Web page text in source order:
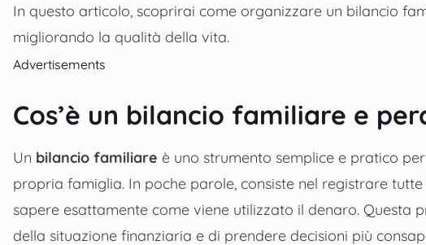
In questo articolo, scoprirai come organizzare un bilancio
migliorando la qualità della vita.
Advertisements
Cos’è un bilancio familiare e
Un bilancio familiare è uno strumento semplice e pratico
propria famiglia. In poche parole, consiste nel registrare
sapere esattamente come viene utilizzato il denaro. Questa
della situazione finanziaria e di prendere decisioni più